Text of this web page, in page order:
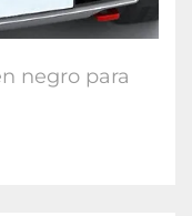
negro para